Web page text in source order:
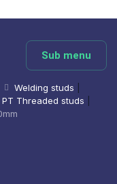
Sub menu
Welding studs
PT Threaded studs